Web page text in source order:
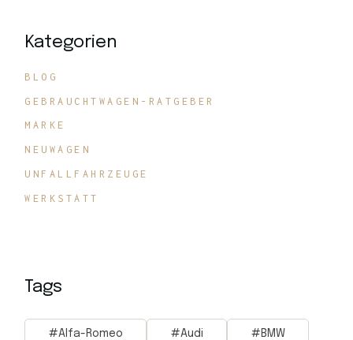
Kategorien
BLOG
GEBRAUCHTWAGEN-RATGEBER
MARKE
NEUWAGEN
UNFALLFAHRZEUGE
WERKSTATT
Tags
Alfa-Romeo Audi BMW